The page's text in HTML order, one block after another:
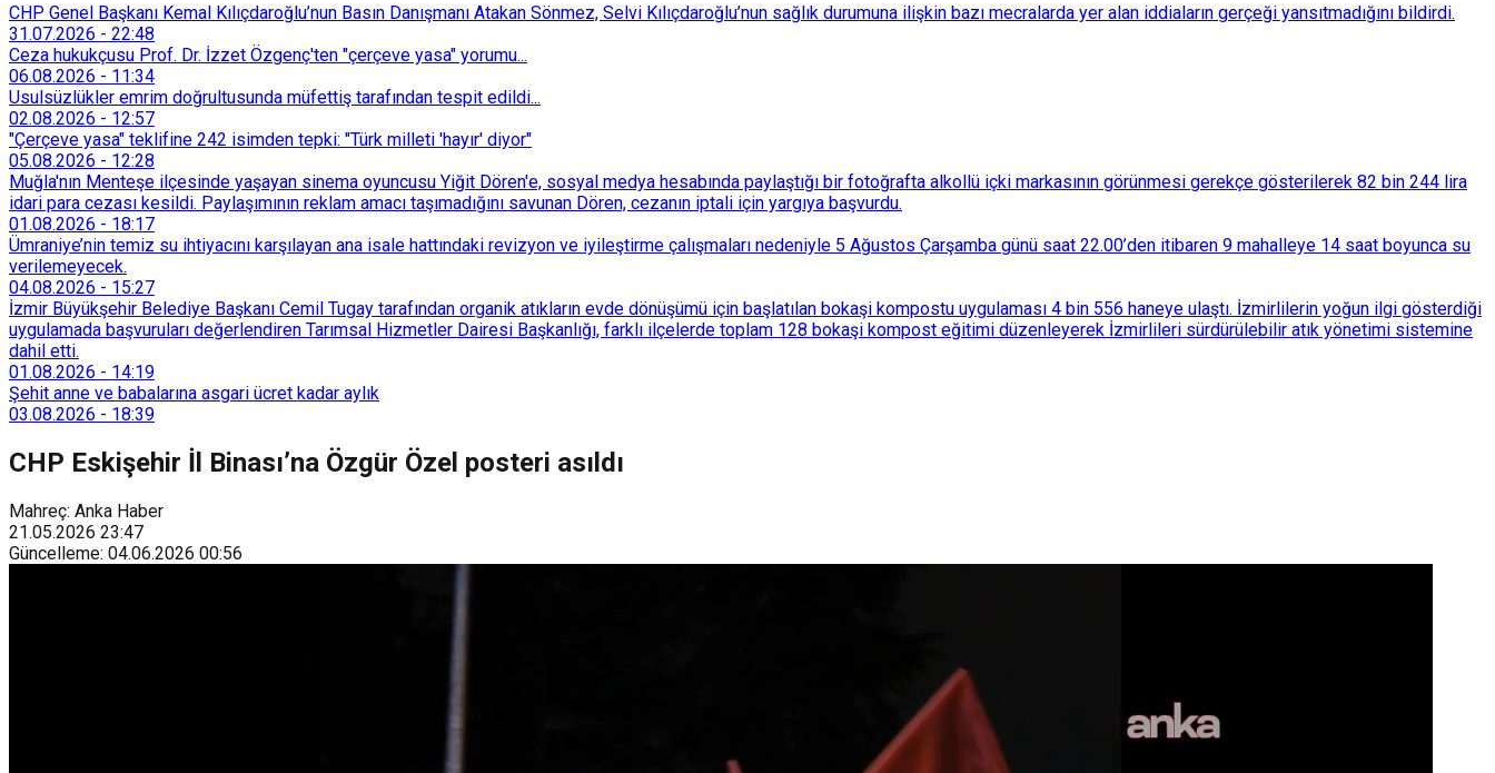
CHP Genel Başkanı Kemal Kılıçdaroğlu’nun Basın Danışmanı Atakan Sönmez, Selvi Kılıçdaroğlu’nun sağlık durumuna ilişkin bazı mecralarda yer alan iddiaların gerçeği yansıtmadığını bildirdi.
31.07.2026 - 22:48
Ceza hukukçusu Prof. Dr. İzzet Özgenç'ten "çerçeve yasa" yorumu...
06.08.2026 - 11:34
Usulsüzlükler emrim doğrultusunda müfettiş tarafından tespit edildi...
02.08.2026 - 12:57
"Çerçeve yasa" teklifine 242 isimden tepki: "Türk milleti 'hayır' diyor"
05.08.2026 - 12:28
Muğla'nın Menteşe ilçesinde yaşayan sinema oyuncusu Yiğit Dören'e, sosyal medya hesabında paylaştığı bir fotoğrafta alkollü içki markasının görünmesi gerekçe gösterilerek 82 bin 244 lira
idari para cezası kesildi. Paylaşımının reklam amacı taşımadığını savunan Dören, cezanın iptali için yargıya başvurdu.
01.08.2026 - 18:17
Ümraniye’nin temiz su ihtiyacını karşılayan ana isale hattındaki revizyon ve iyileştirme çalışmaları nedeniyle 5 Ağustos Çarşamba günü saat 22.00’den itibaren 9 mahalleye 14 saat boyunca su
verilemeyecek.
04.08.2026 - 15:27
İzmir Büyükşehir Belediye Başkanı Cemil Tugay tarafından organik atıkların evde dönüşümü için başlatılan bokaşi kompostu uygulaması 4 bin 556 haneye ulaştı. İzmirlilerin yoğun ilgi gösterdiği
uygulamada başvuruları değerlendiren Tarımsal Hizmetler Dairesi Başkanlığı, farklı ilçelerde toplam 128 bokaşi kompost eğitimi düzenleyerek İzmirlileri sürdürülebilir atık yönetimi sistemine
dahil etti.
01.08.2026 - 14:19
Şehit anne ve babalarına asgari ücret kadar aylık
03.08.2026 - 18:39
CHP Eskişehir İl Binası’na Özgür Özel posteri asıldı
Mahreç: Anka Haber
21.05.2026 23:47
Güncelleme: 04.06.2026 00:56